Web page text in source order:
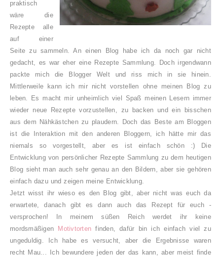
praktisch
wäre die
Rezepte alle
auf einer
Seite zu sammeln. An einen Blog habe ich da noch gar nicht
gedacht, es war eher eine Rezepte Sammlung. Doch irgendwann
packte mich die Blogger Welt und riss mich in sie hinein.
Mittlerweile kann ich mir nicht vorstellen ohne meinen Blog zu
leben. Es macht mir unheimlich viel Spaß meinen Lesern immer
wieder neue Rezepte vorzustellen, zu backen und ein bisschen
aus dem Nähkästchen zu plaudern. Doch das Beste am Bloggen
ist die Interaktion mit den anderen Bloggern, ich hätte mir das
niemals so vorgestellt, aber es ist einfach schön :) Die
Entwicklung von persönlicher Rezepte Sammlung zu dem heutigen
Blog sieht man auch sehr genau an den Bildern, aber sie gehören
einfach dazu und zeigen meine Entwicklung.
Jetzt wisst ihr wieso es den Blog gibt, aber nicht was euch da
erwartete, danach gibt es dann auch das Rezept für euch -
versprochen! In meinem süßen Reich werdet ihr keine
mordsmäßigen
Motivtorten finden, dafür bin ich einfach viel zu
ungeduldig. Ich habe es versucht, aber die Ergebnisse waren
recht Mau... Ich bewundere jeden der das kann, aber meist finde